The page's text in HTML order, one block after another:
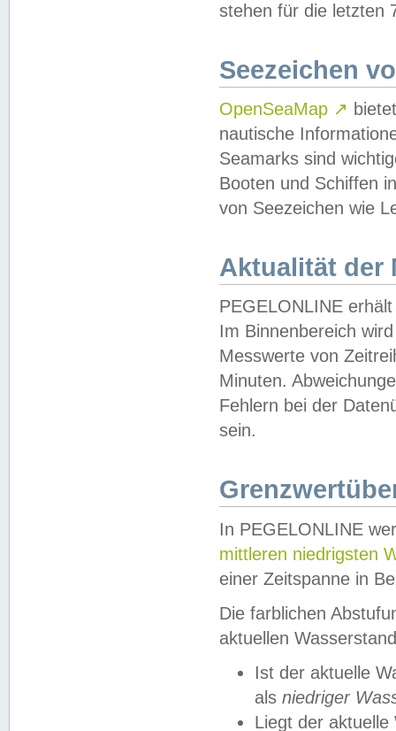
stehen für die letzten
Seezeichen
OpenSeaMap ↗
nautische
Seamarks sind
Booten und Schiffen
von Seezeichen wie
Aktualität der
PEGELONLINE
Im Binnenbereich
Messwerte von
Minuten.
Fehlern bei der
sein.
In PEGELONLINE
mittleren niedrigsten
einer Zeitspanne in
Die farblichen
aktuellen
Ist der aktuelle
als niedriger
Liegt der